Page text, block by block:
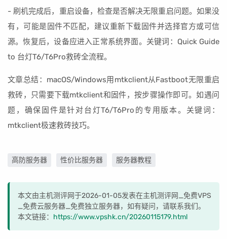
- 刷机完成后，重启设备，检查是否解决无限重启问题。如果没
有，可能是固件不匹配，建议重新下载固件并选择官方或可信
源。恢复后，设备应进入正常系统界面。关键词：Quick Guide
to 台灯T6/T6Pro救砖全流程。
文章总结：macOS/Windows用mtkclient从Fastboot无限重启
救砖，只需要下载mtkclient和固件，按步骤操作即可。如遇问
题，确保固件是针对台灯T6/T6Pro的专用版本。关键词：
mtkclient极速救砖技巧。
高防服务器 性价比服务器 服务器教程
本文由主机测评网于2026-01-05发表在主机测评网_免费VPS
_免费云服务器_免费独立服务器，如有疑问，请联系我们。
本文链接： https://www.vpshk.cn/20260115179.html